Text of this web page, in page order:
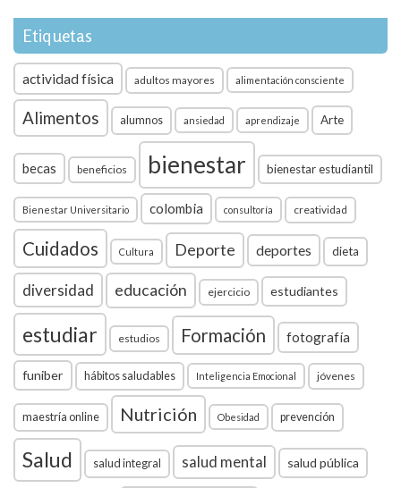
Etiquetas
actividad física adultos mayores alimentación consciente
Alimentos alumnos ansiedad aprendizaje Arte
becas beneficios bienestar bienestar estudiantil
Bienestar Universitario colombia consultoría creatividad
Cuidados Cultura Deporte deportes dieta
diversidad educación ejercicio estudiantes
estudiar estudios Formación fotografía
funiber hábitos saludables Inteligencia Emocional jóvenes
maestría online Nutrición Obesidad prevención
Salud salud integral salud mental salud pública